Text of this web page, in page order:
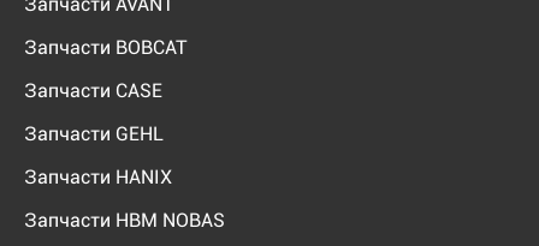
Запчасти BOBCAT
Запчасти CASE
Запчасти GEHL
Запчасти HANIX
Запчасти HBM NOBAS